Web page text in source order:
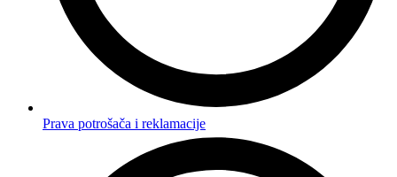
Prava potrošača i reklamacije